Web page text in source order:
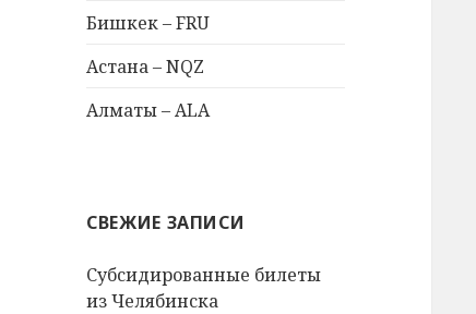
Бишкек – FRU
Астана – NQZ
Алматы – ALA
СВЕЖИЕ ЗАПИСИ
Субсидированные билеты
из Челябинска